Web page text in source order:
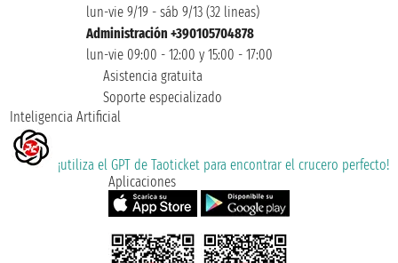
lun-vie 9/19 - sáb 9/13 (32 lineas)
Administración +390105704878
lun-vie 09:00 - 12:00 y 15:00 - 17:00
Asistencia gratuita
Soporte especializado
Inteligencia Artificial
¡utiliza el GPT de Taoticket para encontrar el crucero perfecto!
Aplicaciones